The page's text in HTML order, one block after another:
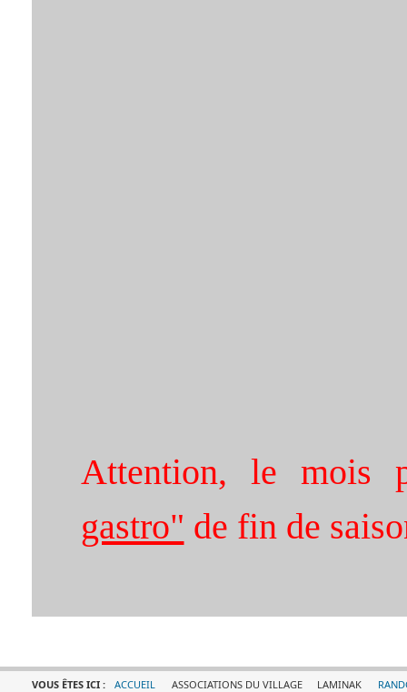
Attention, le mois
gastro" de fin de
VOUS ÊTES ICI : ACCUEIL ASSOCIATIONS DU VILLAGE LAMINAK